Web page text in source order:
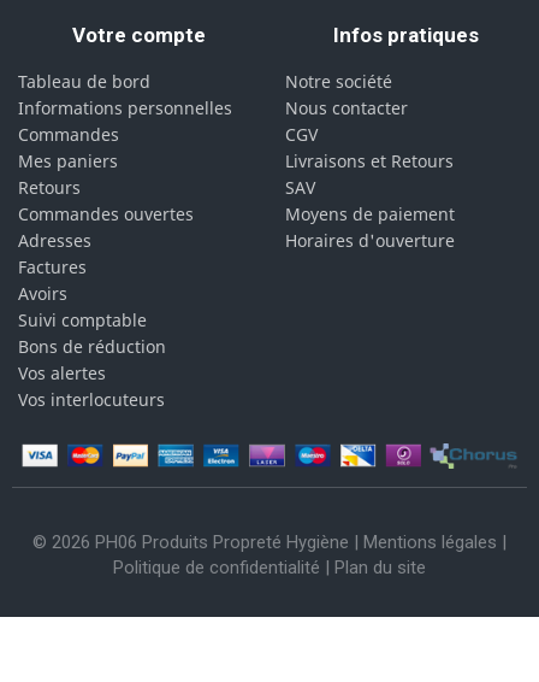
Votre compte
Tableau de bord
Informations personnelles
Commandes
Mes paniers
Retours
Commandes ouvertes
Adresses
Factures
Avoirs
Suivi comptable
Bons de réduction
Vos alertes
Vos interlocuteurs
Infos pratiques
Notre société
Nous contacter
CGV
Livraisons et Retours
SAV
Moyens de paiement
Horaires d'ouverture
© 2026 PH06 Produits Propreté Hygiène | Mentions légales |
Politique de confidentialité | Plan du site